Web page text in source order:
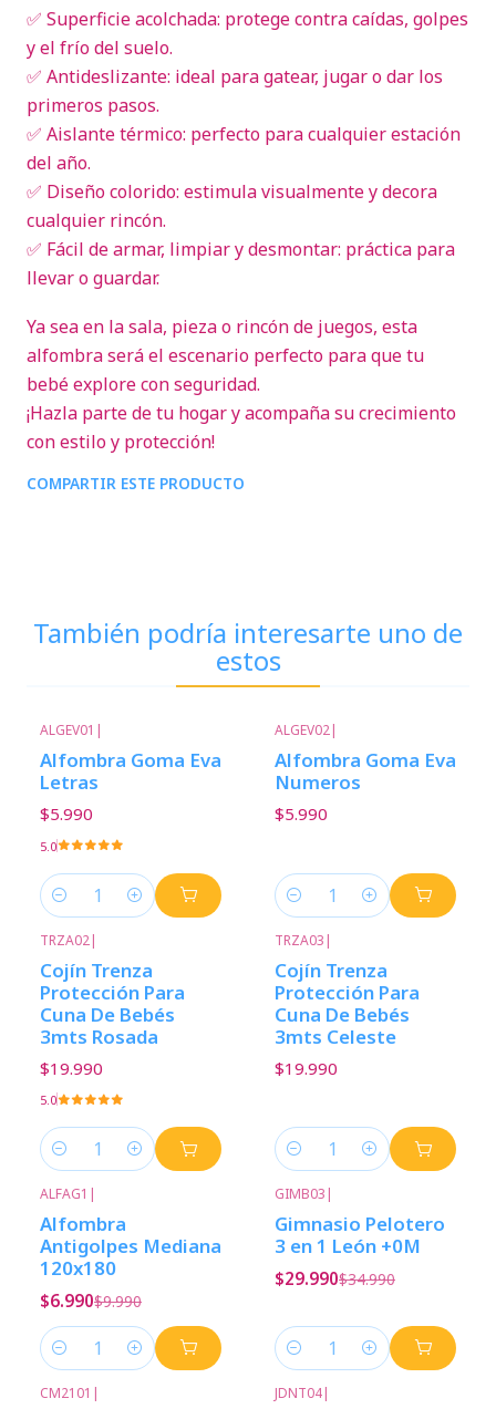
✅ Superficie acolchada: protege contra caídas, golpes
y el frío del suelo.
✅ Antideslizante: ideal para gatear, jugar o dar los
primeros pasos.
✅ Aislante térmico: perfecto para cualquier estación
del año.
✅ Diseño colorido: estimula visualmente y decora
cualquier rincón.
✅ Fácil de armar, limpiar y desmontar: práctica para
llevar o guardar.
Ya sea en la sala, pieza o rincón de juegos, esta
alfombra será el escenario perfecto para que tu
bebé explore con seguridad.
¡Hazla parte de tu hogar y acompaña su crecimiento
con estilo y protección!
COMPARTIR ESTE PRODUCTO
También podría interesarte uno de
estos
ALGEV01 |
Alfombra Goma Eva
Letras
$5.990
5.0
Cantidad
ALGEV02|
Alfombra Goma Eva
Numeros
$5.990
Cantidad
TRZA02|
Cojín Trenza
Protección Para
Cuna De Bebés
3mts Rosada
$19.990
5.0
Cantidad
TRZA03 |
Cojín Trenza
Protección Para
Cuna De Bebés
3mts Celeste
$19.990
Cantidad
ALFAG1 |
Alfombra
Antigolpes Mediana
120x180
$6.990$9.990
Cantidad
GIMB03 |
Gimnasio Pelotero
3 en 1 León +0M
$29.990$34.990
Cantidad
CM2101 | JDNT04|